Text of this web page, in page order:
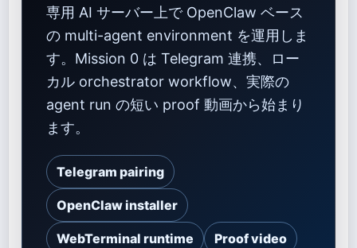
専用 AI サーバー上で OpenClaw ベース
の multi-agent environment を運用しま
す。Mission 0 は Telegram 連携、ロー
カル orchestrator workflow、実際の
agent run の短い proof 動画から始まり
ます。
Telegram pairing
OpenClaw installer
WebTerminal runtime Proof video